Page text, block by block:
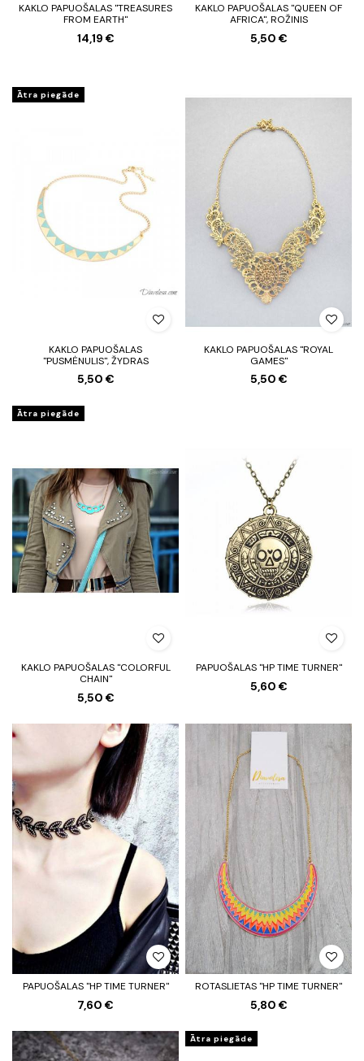
KAKLO PAPUOŠALAS "TREASURES
FROM EARTH"
14,19 €
KAKLO PAPUOŠALAS "QUEEN OF
AFRICA", ROŽINIS
5,50 €
Ātra piegāde
KAKLO PAPUOŠALAS
"PUSMĖNULIS", ŽYDRAS
5,50 €
KAKLO PAPUOŠALAS "ROYAL
GAMES"
5,50 €
Ātra piegāde
KAKLO PAPUOŠALAS "COLORFUL
CHAIN"
5,50 €
PAPUOŠALAS "HP TIME TURNER"
5,60 €
PAPUOŠALAS "HP TIME TURNER"
7,60 €
ROTASLIETAS "HP TIME TURNER"
5,80 €
Ātra piegāde